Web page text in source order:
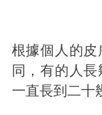
根據個人的皮
同，有的人
一直長到二十